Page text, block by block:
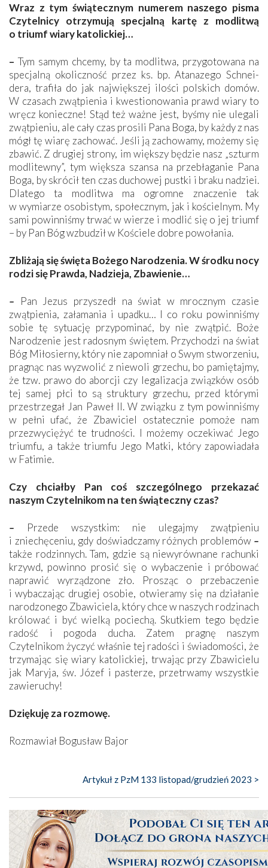
Wraz z tym świątecznym numerem naszego pisma
Czytelnicy otrzymują specjalną kartę z modlitwą
o triumf wiary katolickiej…
–Tym samym chcemy, by ta modlitwa, przygotowana na
specjalną okoliczność przez ks. bp. Atanazego Schnei­
dera, trafiła do jak największej ilości polskich domów.
W czasach zwątpienia i kwestionowania prawd wiary to
wręcz konieczne! Stąd też ważne jest, byśmy nie ulegali
zwątpieniu, ale cały czas prosili Pana Boga, by każdy z nas
mógł tę wiarę zachować. Jeśli ją zachowamy, możemy się
zbawić. Z drugiej strony, im większy będzie nasz „szturm
modlitewny”, tym większa szansa na przebłaganie Pana
Boga, by skrócił ten czas duchowej pustki i braku nadziei.
Dlatego ta modlitwa ma ogromne znaczenie tak
w wymiarze osobistym, społecznym, jak i kościelnym. My
sami powinniśmy trwać w wierze i modlić się o jej triumf
– by Pan Bóg wzbudził w Kościele dobre powołania.
Zbliżają się święta Bożego Narodzenia. W środku nocy
rodzi się Prawda, Nadzieja, Zbawienie…
–
Pan Jezus przyszedł na świat w mrocznym czasie
zwątpienia, załamania i upadku… I co roku powinniśmy
sobie tę sytuację przypominać, by nie zwątpić. Boże
Narodzenie jest radosnym świętem. Przychodzi na świat
Bóg Miłosierny, który nie zapomniał o Swym stworzeniu,
pragnąc nas wyzwolić z niewoli grzechu, bo pamiętajmy,
że tzw. prawo do aborcji czy legalizacja związków osób
tej samej płci to są struktury grzechu, przed którymi
przestrzegał Jan Paweł II. W związku z tym powinniśmy
w pełni ufać, że Zbawiciel ostatecznie pomoże nam
przezwyciężyć te trudności. I możemy oczekiwać Jego
triumfu, a także triumfu Jego Matki, który zapowiadała
w Fatimie.
Czy chciałby Pan coś szczególnego przekazać
naszym Czytelnikom na ten świąteczny czas?
– Przede wszystkim: nie ulegajmy zwątpieniu
i zniechęceniu, gdy doświadczamy różnych problemów –
także rodzinnych. Tam, gdzie są niewyrównane rachunki
krzywd, powinno prosić się o wybaczenie i próbować
naprawić wyrządzone zło. Prosząc o przebaczenie
i wybaczając drugiej osobie, otwieramy się na działanie
narodzonego Zbawiciela, który chce w naszych rodzinach
królować i być wielką pociechą. Skutkiem tego będzie
radość i pogoda ducha. Zatem pragnę naszym
Czytelnikom życzyć właśnie tej radości i świadomości, że
trzymając się wiary katolickiej, trwając przy Zbawicielu
jak Maryja, św. Józef i pasterze, przetrwamy wszystkie
zawieruchy!
Dziękuję za rozmowę.
Rozmawiał Bogusław Bajor
Artykuł z PzM 133 listopad/grudzień 2023 >